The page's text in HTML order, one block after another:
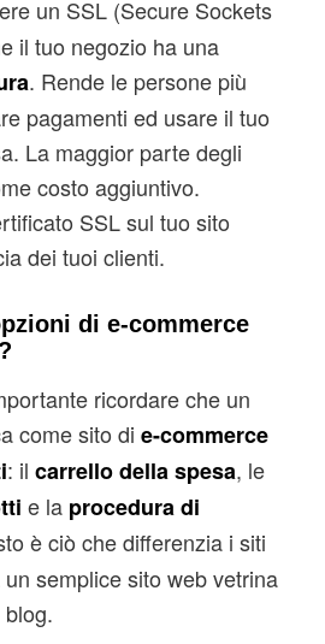
un SSL (Secure Sockets
il tuo negozio ha una
. Rende le persone più
pagamenti ed usare il tuo
La maggior parte degli
costo aggiuntivo.
SSL sul tuo sito
dei tuoi clienti.
di e-commerce
ricordare che un
come sito di e-commerce
: il carrello della spesa, le
e la procedura di
è ciò che differenzia i siti
semplice sito web vetrina